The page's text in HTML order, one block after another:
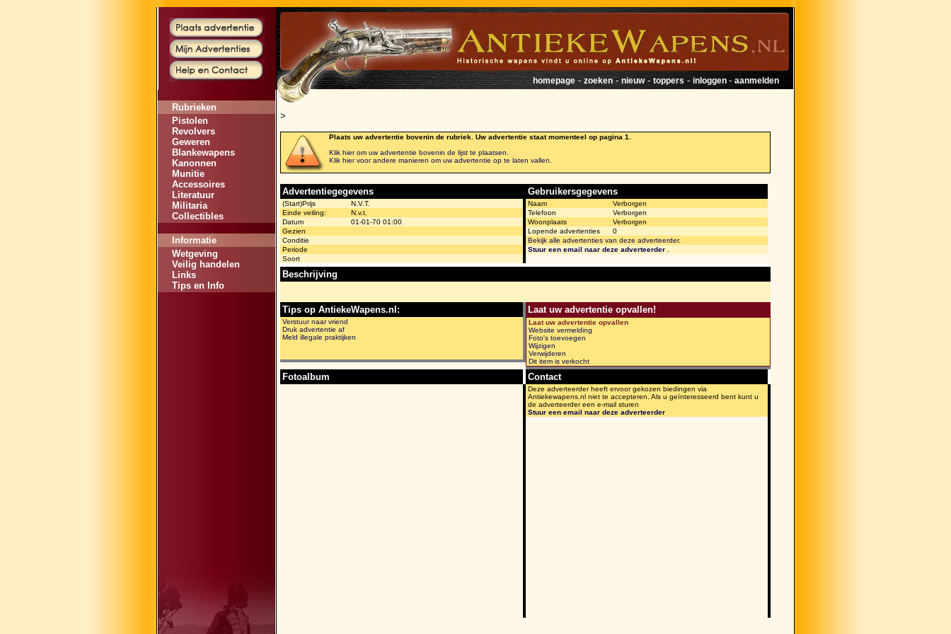
Rubrieken
Pistolen
Revolvers
Geweren
Blankewapens
Kanonnen
Munitie
Accessoires
Literatuur
Militaria
Collectibles
Informatie
Wetgeving
Veilig handelen
Links
Tips en Info
homepage-zoeken-nieuw- toppers- inloggen - aanmelden
>
Plaats uw advertentie bovenin de rubriek. Uw advertentie staat momenteel op pagina 1.
Klik hier om uw advertentie bovenin de lijst te plaatsen.
Klik hier voor andere manieren om uw advertentie op te laten vallen.
Advertentiegegevens
(Start)Prijs
N.V.T.
Einde veiling:
N.v.t.
Datum
01-01-70 01:00
Gezien
Conditie
Periode
Soort
Gebruikersgegevens
Naam
Verborgen
Telefoon
Verborgen
Woonplaats
Verborgen
Lopende advertenties
0
Bekijk alle advertenties van deze adverteerder.
Stuur een email naar deze adverteerder
Beschrijving
Tips op AntiekeWapens.nl:
Verstuur naar vriend
Druk advertentie af
Meld illegale praktijken
Laat uw advertentie opvallen!
Laat uw advertentie opvallen
Website vermelding
Foto's toevoegen
Wijzigen
Verwijderen
Dit item is verkocht
Fotoalbum Contact
Deze adverteerder heeft ervoor gekozen biedingen via
Antiekewapens.nl niet te accepteren. Als u geïnteresseerd bent kunt u
de adverteerder een e-mail sturen
Stuur een email naar deze adverteerder